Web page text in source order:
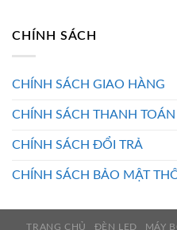
CHÍNH SÁCH
CHÍNH SÁCH GIAO HÀNG
CHÍNH SÁCH THANH TOÁN
CHÍNH SÁCH ĐỔI TRẢ
CHÍNH SÁCH BẢO MẬT
TRANG CHỦ ĐÈN LED MÁY